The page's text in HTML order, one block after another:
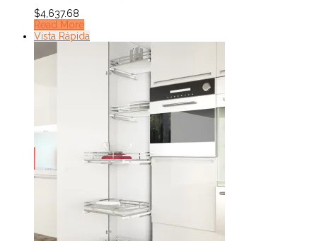
$4,637.68
Read More
Vista Rápida